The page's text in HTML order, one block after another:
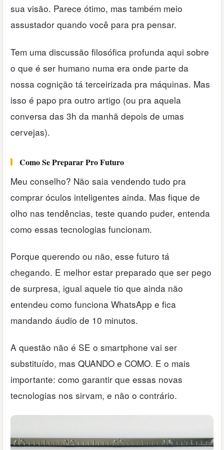
sua visão. Parece ótimo, mas também meio
assustador quando você para pra pensar.
Tem uma discussão filosófica profunda aqui sobre
o que é ser humano numa era onde parte da
nossa cognição tá terceirizada pra máquinas. Mas
isso é papo pra outro artigo (ou pra aquela
conversa das 3h da manhã depois de umas
cervejas).
Como Se Preparar Pro Futuro
Meu conselho? Não saia vendendo tudo pra
comprar óculos inteligentes ainda. Mas fique de
olho nas tendências, teste quando puder, entenda
como essas tecnologias funcionam.
Porque querendo ou não, esse futuro tá
chegando. E melhor estar preparado que ser pego
de surpresa, igual aquele tio que ainda não
entendeu como funciona WhatsApp e fica
mandando áudio de 10 minutos.
A questão não é SE o smartphone vai ser
substituído, mas QUANDO e COMO. E o mais
importante: como garantir que essas novas
tecnologias nos sirvam, e não o contrário.